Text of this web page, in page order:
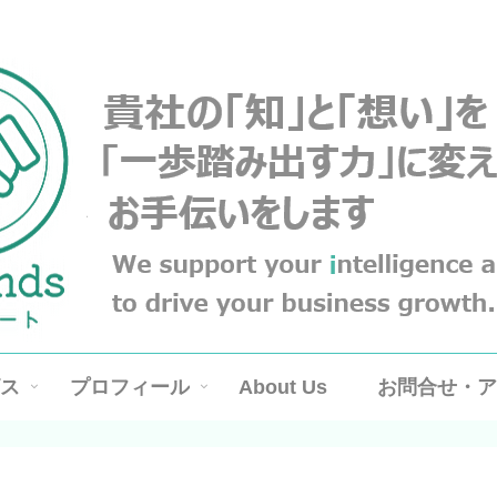
プロフィール About Us お問合せ・